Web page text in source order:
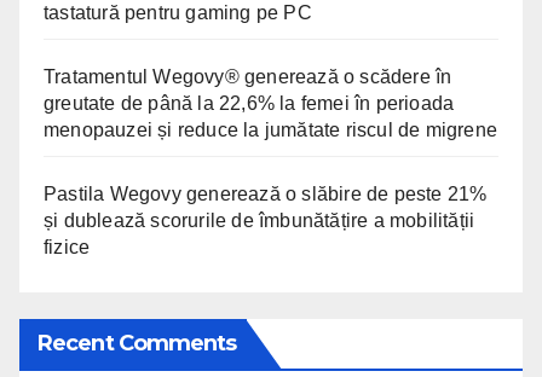
tastatură pentru gaming pe PC
Tratamentul Wegovy® generează o scădere în
greutate de până la 22,6% la femei în perioada
menopauzei și reduce la jumătate riscul de migrene
Pastila Wegovy generează o slăbire de peste 21%
și dublează scorurile de îmbunătățire a mobilității
fizice
Recent Comments